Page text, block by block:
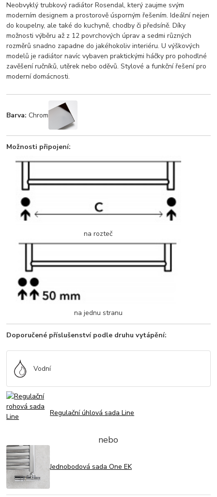
Neobvyklý trubkový radiátor Rosendal, který zaujme svým
moderním designem a prostorově úsporným řešením. Ideální nejen
do koupelny, ale také do kuchyně, chodby či předsíně. Díky
možnosti výběru až z 12 povrchových úprav a sedmi různých
rozměrů snadno zapadne do jakéhokoliv interiéru. U výškových
modelů je radiátor navíc vybaven praktickými háčky pro pohodlné
zavěšení ručníků, utěrek nebo oděvů. Stylové a funkční řešení pro
moderní domácnosti.
Barva: Chrom
Možnosti připojení:
na rozteč
na jednu stranu
Doporučené příslušenství podle druhu vytápění:
Vodní
Regulační úhlová sada Line
nebo
Jednobodová sada One EK